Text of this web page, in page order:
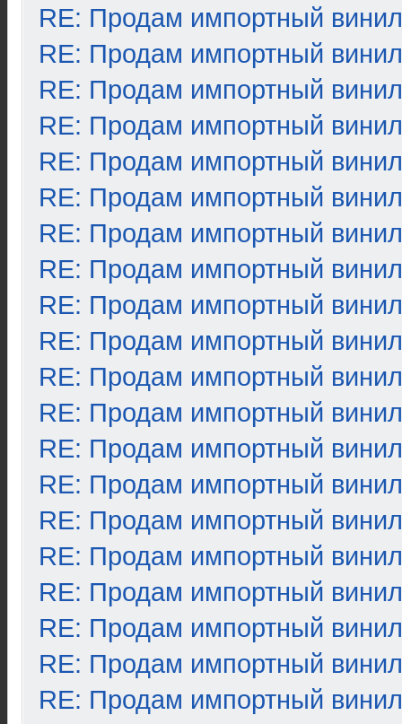
RE: Продам импортный винил
RE: Продам импортный винил
RE: Продам импортный винил
RE: Продам импортный винил
RE: Продам импортный винил
RE: Продам импортный винил
RE: Продам импортный винил
RE: Продам импортный винил
RE: Продам импортный винил
RE: Продам импортный винил
RE: Продам импортный винил
RE: Продам импортный винил
RE: Продам импортный винил
RE: Продам импортный винил
RE: Продам импортный винил
RE: Продам импортный винил
RE: Продам импортный винил
RE: Продам импортный винил
RE: Продам импортный винил
RE: Продам импортный винил